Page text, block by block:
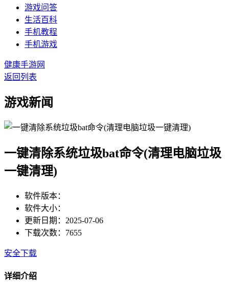
游戏问答
生活百科
手机教程
手机游戏
健康手游网
返回列表
游戏新闻
一键清除系统垃圾bat命令(清理电脑垃圾
一键清理)
软件版本：
软件大小：
更新日期：2025-07-06
下载次数：7655
安全下载
详细介绍